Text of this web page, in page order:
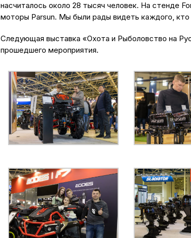
насчиталось около 28 тысяч человек. На стенде
моторы Parsun. Мы были рады видеть каждого,
Следующая выставка «Охота и Рыболовство на
прошедшего мероприятия.